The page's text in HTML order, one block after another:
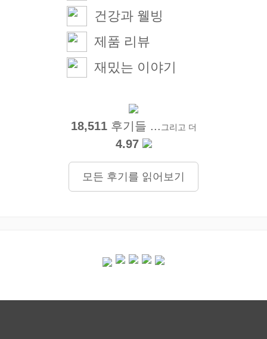
건강과 웰빙
제품 리뷰
재밌는 이야기
18,511후기들 ... 그리고 더
4.97
모든 후기를 읽어보기